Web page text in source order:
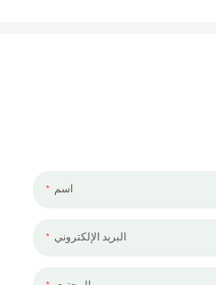
اسم
البريد الإلكتروني